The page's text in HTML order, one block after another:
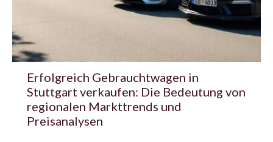
Erfolgreich Gebrauchtwagen in
Stuttgart verkaufen: Die Bedeutung von
regionalen Markttrends und
Preisanalysen